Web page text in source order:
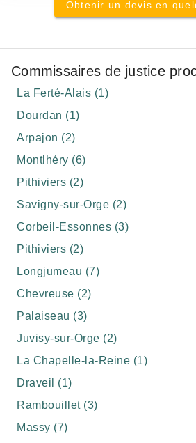
Obtenir un devis en
Commissaires de justice
La Ferté-Alais (1)
Dourdan (1)
Arpajon (2)
Montlhéry (6)
Pithiviers (2)
Savigny-sur-Orge (2)
Corbeil-Essonnes (3)
Pithiviers (2)
Longjumeau (7)
Chevreuse (2)
Palaiseau (3)
Juvisy-sur-Orge (2)
La Chapelle-la-Reine (1)
Draveil (1)
Rambouillet (3)
Massy (7)